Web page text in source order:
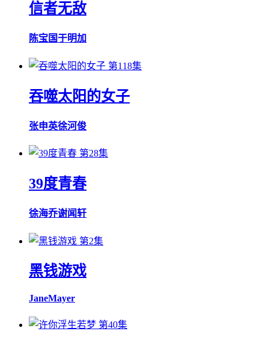
信者无敌
陈宝国于明加
第118集
吞噬太阳的女子
张申英徐河俊
第28集
39度青春
徐海乔谢闻轩
第2集
黑钱游戏
JaneMayer
第40集